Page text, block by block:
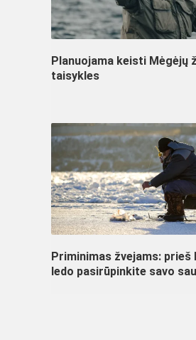
Planuojama keisti Mėgėjų
taisykles
Priminimas žvejams: prieš
ledo pasirūpinkite savo